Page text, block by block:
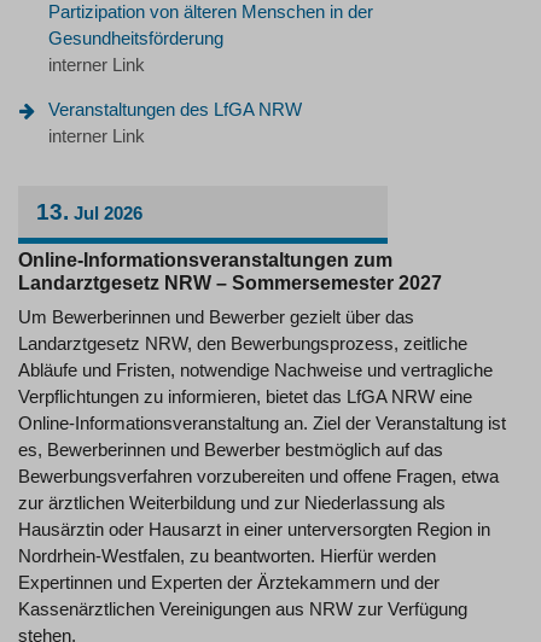
Partizipation von älteren Menschen in der
Gesundheitsförderung
interner Link
Veranstaltungen des LfGA NRW
interner Link
13. Jul 2026
Online-Informationsveranstaltungen zum
Landarztgesetz NRW – Sommersemester 2027
Um Bewerberinnen und Bewerber gezielt über das
Landarztgesetz NRW, den Bewerbungsprozess, zeitliche
Abläufe und Fristen, notwendige Nachweise und vertragliche
Verpflichtungen zu informieren, bietet das LfGA NRW eine
Online-Informationsveranstaltung an. Ziel der Veranstaltung ist
es, Bewerberinnen und Bewerber bestmöglich auf das
Bewerbungsverfahren vorzubereiten und offene Fragen, etwa
zur ärztlichen Weiterbildung und zur Niederlassung als
Hausärztin oder Hausarzt in einer unterversorgten Region in
Nordrhein-Westfalen, zu beantworten. Hierfür werden
Expertinnen und Experten der Ärztekammern und der
Kassenärztlichen Vereinigungen aus NRW zur Verfügung
stehen.